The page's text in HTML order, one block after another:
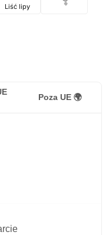
Liść lipy
Poza UE 🌍